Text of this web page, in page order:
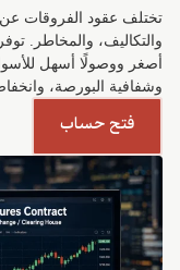
تختلف عقود الفروقات عن
والتكاليف، والمخاطر.
أصغر ووصولًا أسهل
وشفافية البورصة،
فتح حساب